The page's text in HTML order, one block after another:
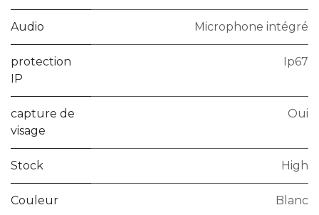
Audio Microphone intégré
protection
IP
Ip67
capture de
visage
Oui
Stock High
Couleur Blanc